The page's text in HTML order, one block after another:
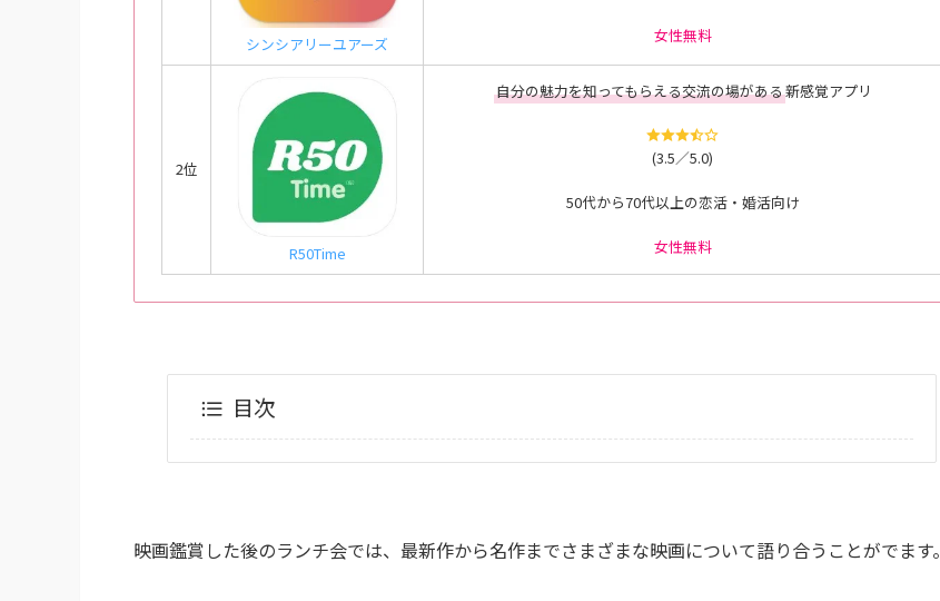
シンシアリーユアーズ 女性無料
2位
R50Time
自分の魅力を知ってもらえる交流の場がある新感覚アプリ
(3.5／5.0)
50代から70代以上の恋活・婚活向け
女性無料
目次
映画鑑賞した後のランチ会では、最新作から名作までさまざまな映画について語り合うことがでます。